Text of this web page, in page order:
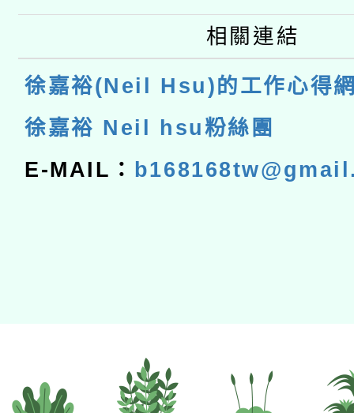
相關連結
徐嘉裕(Neil Hsu)的工作心得
徐嘉裕 Neil hsu粉絲團
E-MAIL：